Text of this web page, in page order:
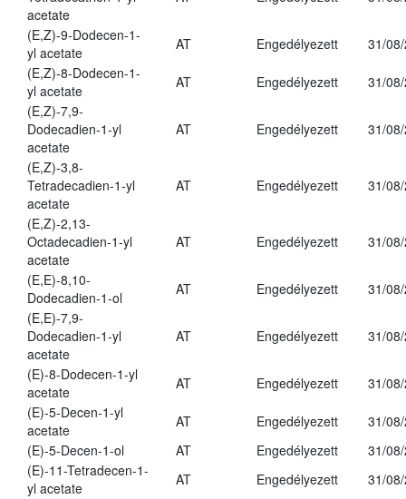
acetate
(E,Z)-9-Dodecen-1-
yl acetate
AT Engedélyezett
31/
(E,Z)-8-Dodecen-1-
yl acetate
AT Engedélyezett
31/
(E,Z)-7,9-
Dodecadien-1-yl
acetate
AT Engedélyezett 31/
(E,Z)-3,8-
Tetradecadien-1-yl
acetate
AT Engedélyezett 31/
(E,Z)-2,13-
Octadecadien-1-yl
acetate
AT Engedélyezett 31/
(E,E)-8,10-
Dodecadien-1-ol
AT Engedélyezett
31/
(E,E)-7,9-
Dodecadien-1-yl
acetate
AT Engedélyezett 31/
(E)-8-Dodecen-1-yl
acetate
AT Engedélyezett
31/
(E)-5-Decen-1-yl
acetate
AT Engedélyezett
31/
(E)-5-Decen-1-ol
AT Engedélyezett
31/
(E)-11-Tetradecen-1-
yl acetate
AT Engedélyezett 31/